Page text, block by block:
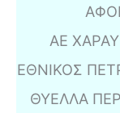
ΑΕ
ΕΘΝΙΚΟΣ
ΘΥΕΛΛΑ